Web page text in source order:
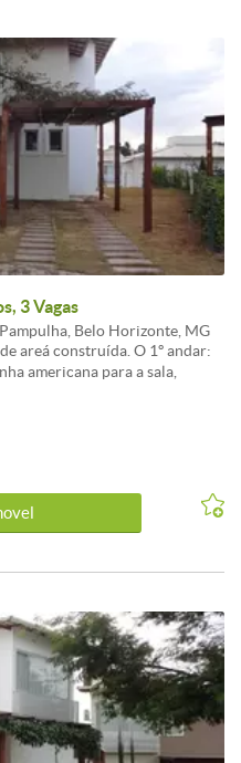
3 Vagas
Belo Horizonte, MG
areá construída. O 1º andar:
americana para a sala,
, e uma semi-suíte, o 3º